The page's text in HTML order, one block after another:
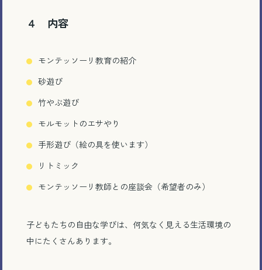
電話で相談する
４ 内容
モンテッソーリ教育の紹介
砂遊び
竹やぶ遊び
モルモットのエサやり
手形遊び（絵の具を使います）
リトミック
モンテッソーリ教師との座談会（希望者のみ）
子どもたちの自由な学びは、何気なく見える生活環境の
中にたくさんあります。